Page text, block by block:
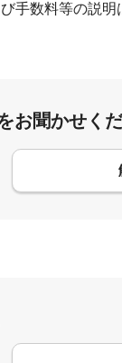
手数料等の説明
お聞かせく